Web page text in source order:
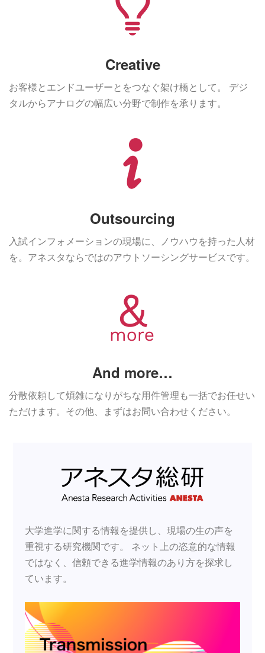
Creative
お客様とエンドユーザーとをつなぐ架け橋として。
デジ
タルからアナログの幅広い分野で制作を承ります。
Outsourcing
入試インフォメーションの現場に、ノウハウを持った人材
を。アネスタならではのアウトソーシングサービスです。
And more…
分散依頼して煩雑になりがちな用件管理も一括でお任せい
ただけます。その他、まずはお問い合わせください。
大学進学に関する情報を提供し、現場の生の声を
重視する研究機関です。
ネット上の恣意的な情報
ではなく、信頼できる進学情報のあり方を探求し
ています。